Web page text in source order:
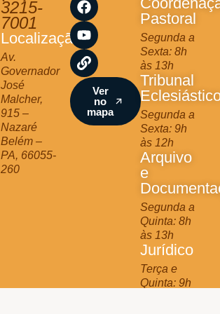
3215-
7001
Localização
Av.
Governador
José
Malcher,
915 –
Nazaré
Belém –
PA, 66055-
260
t
a
g
r
a
m
e
b
o
o
k
t
u
b
e
k
Ver
no
mapa
Pastoral
Segunda a
Sexta: 8h
às 13h
Tribunal
Segunda a
Sexta: 9h
às 12h
Arquivo
e
Segunda a
Quinta: 8h
às 13h
Jurídico
Terça e
Quinta: 9h